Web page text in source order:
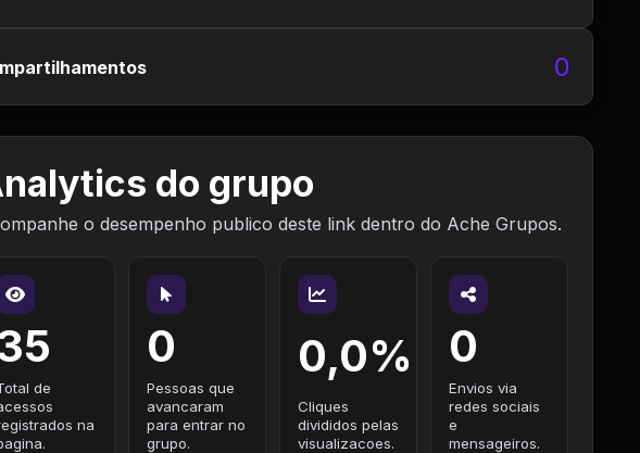
0
do grupo
o desempenho publico deste link dentro do Ache Grupos.
de
na
0
Pessoas que
avancaram
para entrar no
grupo.
0,0%
Cliques
divididos pelas
visualizacoes.
0
Envios via
redes sociais
e
mensageiros.